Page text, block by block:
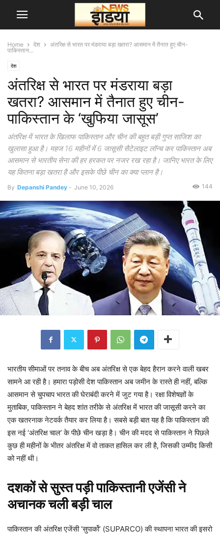
Home देश
अंतरिक्ष से भारत पर मंडराया बड़ा खतरा? आसमान में तैनात हुए चीन-
पाकिस्तान...
देश
अंतरिक्ष से भारत पर मंडराया बड़ा
खतरा? आसमान में तैनात हुए चीन-
पाकिस्तान के ‘खुफिया जासूस’
अंतरिक्ष में भारत के खिलाफ पाकिस्तान और चीन की बहुत बड़ी गुप्त साजिश का
खुलासा हुआ है। महज 16 महीनों में 6 जासूसी सैटेलाइट लॉन्च कर पाकिस्तान अब
आसमान से भारतीय सेना की हर हरकत पर नजर रख रहा है। जानिए भारत के लिए
यह कितना बड़ा खतरा है और इसके पीछे चीन का क्या प्लान है।
By Depanshi Pandey - June 10, 2026 144
भारतीय सीमाओं पर तनाव के बीच अब अंतरिक्ष से एक बेहद हैरान करने वाली खबर
सामने आ रही है। हमारा पड़ोसी देश पाकिस्तान अब जमीन के रास्ते ही नहीं, बल्कि
आसमान से चुपचाप भारत की घेराबंदी करने में जुट गया है। रक्षा विशेषज्ञों के
मुताबिक, पाकिस्तान ने बेहद शांत तरीके से अंतरिक्ष में भारत की जासूसी करने का
एक खतरनाक नेटवर्क तैयार कर लिया है। सबसे बड़ी बात यह है कि पाकिस्तान की
इस नई ‘अंतरिक्ष चाल’ के पीछे चीन खड़ा है। चीन की मदद से पाकिस्तान ने पिछले
कुछ ही महीनों के भीतर अंतरिक्ष में वो ताकत हासिल कर ली है, जिसकी उम्मीद किसी
को नहीं थी।
दशकों से सुस्त पड़ी पाकिस्तानी एजेंसी ने
अचानक चली बड़ी चाल
पाकिस्तान की अंतरिक्ष एजेंसी ‘सुपार्को’ (SUPARCO) की स्थापना भारत की इसरो